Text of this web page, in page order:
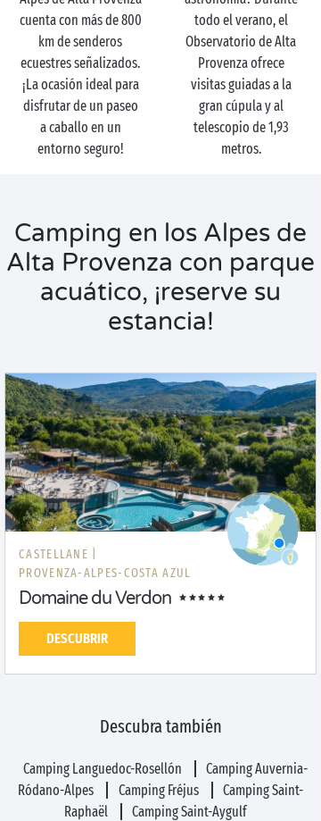
cuenta con más de 800
km de senderos
ecuestres señalizados.
¡La ocasión ideal para
disfrutar de un paseo
a caballo en un
entorno seguro!
todo el verano, el
Observatorio de Alta
Provenza ofrece
visitas guiadas a la
gran cúpula y al
telescopio de 1,93
metros.
Camping en los Alpes de
Alta Provenza con parque
acuático, ¡reserve su
estancia!
CASTELLANE |
PROVENZA-ALPES-COSTA AZUL
Domaine du Verdon
DESCUBRIR
Descubra también
Camping Languedoc-Rosellón
Camping Auvernia-
Ródano-Alpes
Camping Fréjus
Camping Saint-
Raphaël
Camping Saint-Aygulf